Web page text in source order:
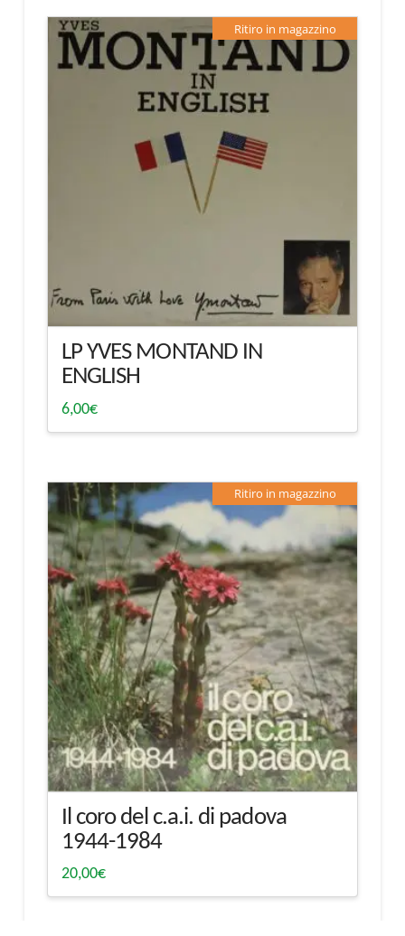
Ritiro in magazzino
LP YVES MONTAND IN
ENGLISH
6,00€
Ritiro in magazzino
Il coro del c.a.i. di padova
1944-1984
20,00€